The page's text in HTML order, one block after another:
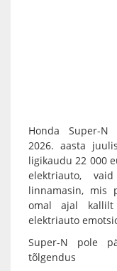
Honda Super-N
2026. aasta
ligikaudu 22 000
elektriauto,
linnamasin, mis
omal ajal
elektriauto
Super-N pole
tõlgendus